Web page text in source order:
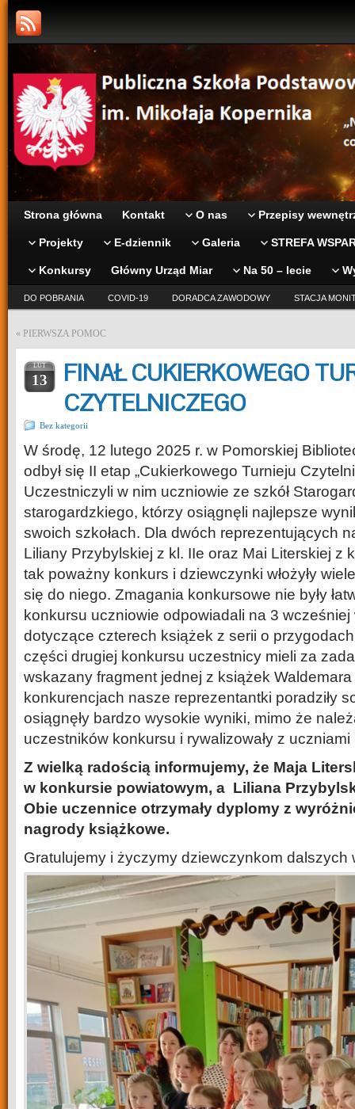
Strona główna Kontakt O nas Przepisy
Projekty E-dziennik Galeria STREFA
Konkursy Główny Urząd Miar Na 50 – lecie
DO POBRANIA COVID-19 DORADCA ZAWODOWY STACJA
« PIERWSZA POMOC
LUT
13
FINAŁ CUKIERKOWEGO
CZYTELNICZEGO
Bez kategorii
W środę, 12 lutego 2025 r. w Pomorskiej
odbył się II etap „Cukierkowego Turnieju
Uczestniczyli w nim uczniowie ze szkół
starogardzkiego, którzy osiągnęli najlepsze
swoich szkołach. Dla dwóch reprezentujących
Liliany Przybylskiej z kl. IIe oraz Mai Literskiej z
tak poważny konkurs i dziewczynki włożyły
się do niego. Zmagania konkursowe nie były
konkursu uczniowie odpowiadali na 3
dotyczące czterech książek z serii o
części drugiej konkursu uczestnicy mieli za
wskazany fragment jednej z książek
konkurencjach nasze reprezentantki poradziły
osiągnęły bardzo wysokie wyniki, mimo że
uczestników konkursu i rywalizowały z
Z wielką radością informujemy, że Maja
w konkursie powiatowym, a Liliana
Obie uczennice otrzymały dyplomy z
nagrody książkowe.
Gratulujemy i życzymy dziewczynkom dalszych